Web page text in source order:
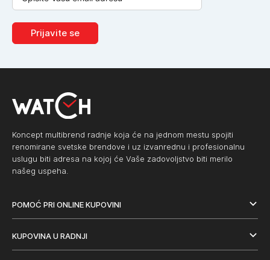
Prijavite se
Koncept multibrend radnje koja će na jednom mestu spojiti
renomirane svetske brendove i uz izvanrednu i profesionalnu
uslugu biti adresa na kojoj će Vaše zadovoljstvo biti merilo
našeg uspeha.
POMOĆ PRI ONLINE KUPOVINI
KUPOVINA U RADNJI